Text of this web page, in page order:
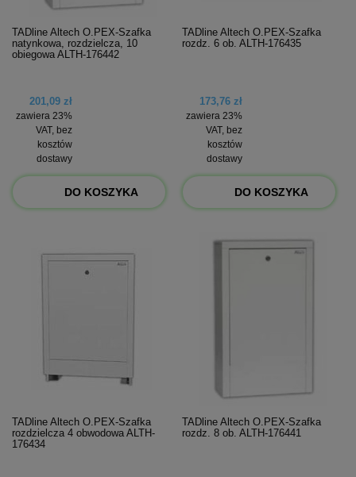
TADline Altech O.PEX-Szafka
natynkowa, rozdzielcza, 10
obiegowa ALTH-176442
201,09 zł
zawiera 23%
VAT, bez
kosztów
dostawy
DO KOSZYKA
TADline Altech O.PEX-Szafka
rozdz. 6 ob. ALTH-176435
173,76 zł
zawiera 23%
VAT, bez
kosztów
dostawy
DO KOSZYKA
TADline Altech O.PEX-Szafka
rozdzielcza 4 obwodowa ALTH-
176434
TADline Altech O.PEX-Szafka
rozdz. 8 ob. ALTH-176441